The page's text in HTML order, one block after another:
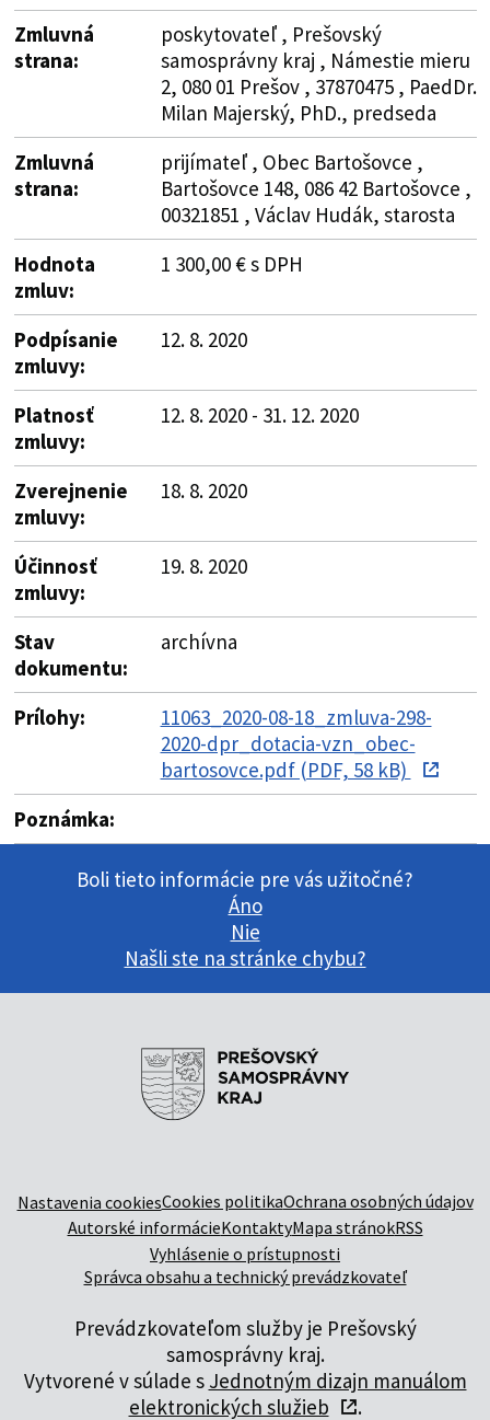
Zmluvná
strana:
poskytovateľ , Prešovský
samosprávny kraj , Námestie mieru
2, 080 01 Prešov , 37870475 , PaedDr.
Milan Majerský, PhD., predseda
Zmluvná
strana:
prijímateľ , Obec Bartošovce ,
Bartošovce 148, 086 42 Bartošovce ,
00321851 , Václav Hudák, starosta
Hodnota
zmluv:
1 300,00 € s DPH
Podpísanie
zmluvy:
12. 8. 2020
Platnosť
zmluvy:
12. 8. 2020 - 31. 12. 2020
Zverejnenie
zmluvy:
18. 8. 2020
Účinnosť
zmluvy:
19. 8. 2020
Stav
dokumentu:
archívna
Prílohy:
11063_2020-08-18_zmluva-298-
2020-dpr_dotacia-vzn_obec-
bartosovce.pdf (PDF, 58 kB)
Poznámka:
Boli tieto informácie pre vás užitočné?
Áno
Nie
Našli ste na stránke chybu?
Nastavenia cookiesCookies politikaOchrana osobných údajov
Autorské informácieKontaktyMapa stránokRSS
Vyhlásenie o prístupnosti
Správca obsahu a technický prevádzkovateľ
Prevádzkovateľom služby je Prešovský
samosprávny kraj.
Vytvorené v súlade s Jednotným dizajn manuálom
elektronických služieb
.